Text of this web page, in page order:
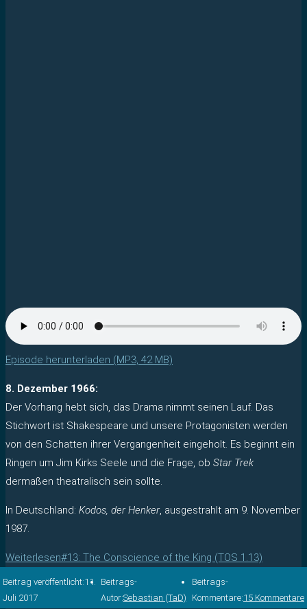
Episode herunterladen (MP3, 42 MB)
8. Dezember 1966:
Der Vorhang hebt sich, das Drama nimmt seinen Lauf. Das
Stichwort ist Shakespeare und unsere Protagonisten werden
von den Schatten ihrer Vergangenheit eingeholt. Es beginnt ein
Ringen um Jim Kirks Seele und die Frage, ob Star Trek
dermaßen theatralisch sein sollte.
In Deutschland: Kodos, der Henker, ausgestrahlt am 9. November
1987.
Weiterlesen#13: The Conscience of the King (TOS 1.13)
Beitrag veröffentlicht:11.
Juli 2017
Beitrags-
Autor:Sebastian (TaD)
Beitrags-
Kommentare:15 Kommentare